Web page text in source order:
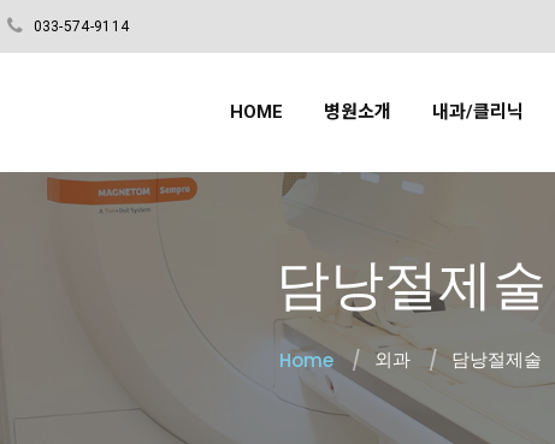
033-574-9114
HOME 병원소개 내과/클리닉
담낭절제술
Home 외과 담낭절제술